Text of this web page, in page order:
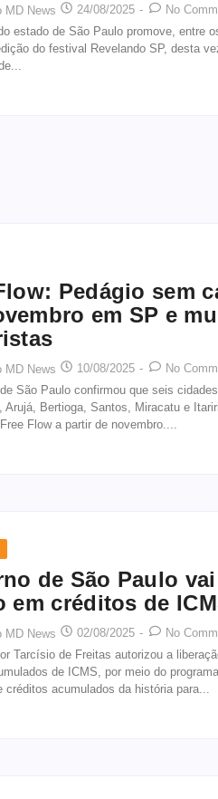
MD News 24/08/2025 -
No
estado de São Paulo promove, entre
do festival Revelando SP, desta
Pedágio sem
em SP e
MD News 10/08/2025 -
No
São Paulo confirmou que seis
Arujá, Bertioga, Santos, Miracatu e
Flow a partir de novembro....
de São Paulo
em créditos de
MD News 02/08/2025 -
No
Tarcísio de Freitas autorizou a
de ICMS, por meio do
créditos acumulados da história para...